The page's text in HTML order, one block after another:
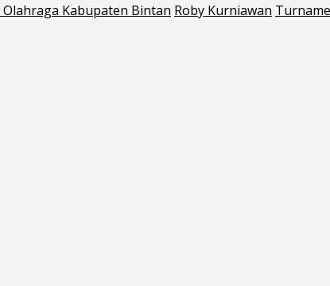
Kabupaten Bintan Roby Kurniawan